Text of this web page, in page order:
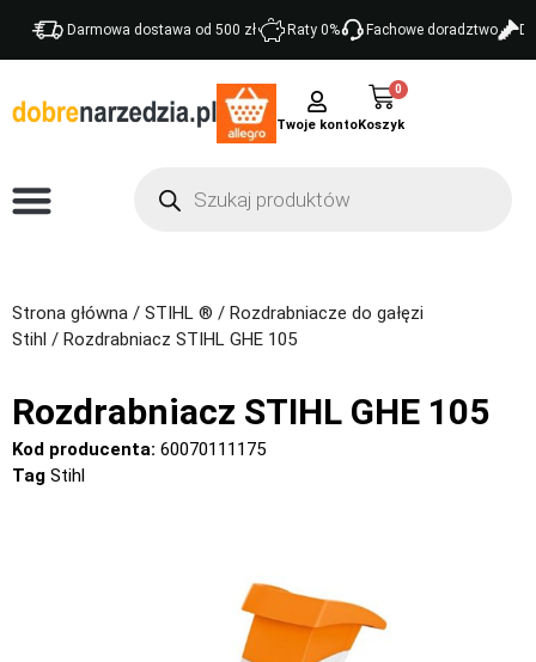
Darmowa dostawa od 500 zł Raty 0% Fachowe doradztwo
Twoje konto
0
Strona główna / STIHL ® / Rozdrabniacze do gałęzi
Stihl / Rozdrabniacz STIHL GHE 105
Rozdrabniacz STIHL GHE 105
Kod producenta: 60070111175
Tag Stihl